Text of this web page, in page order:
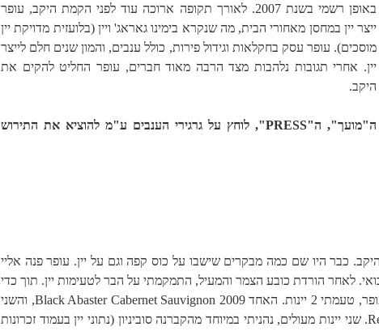
באופן רשמי בשנת 2007. לאורך תקופה ארוכה עוד לפני הקמת היקב, עופר
ייצר יין במחסן מאחורי הבית, מה שנקרא בימינו גאראג' ויין (בלועזית מדויקת יין
מוסכים). עופר עסק בחקלאות וגידול פירות, כולל ענבים, והמון שנים חלם לייצר
יין. אחרי תגובות נלהבות מצד הרבה מאוד חברים, עופר החליט להקים את
היקב.
ה"מועך", ה"PRESS", לוחץ על גרגירי הענבים ע"מ להוציא את התירוש
כבר היו שם כמה מבקרים שישבו על כוס קפה וגם על יין. עופר פנה אליי
לאחר הורדת כובע הצמר והמעיל, התמקמתי על הבר לטעימות יין. תוך כדי
שאלות מצדי ותשובות מצד עופר, טעמתי 2 יינות. האחד Black Abaster Cabernet Sauvignon 2009, והשני
Red Abaster Pinot Noir 2009. שני יינות מעולים, נהניתי במיוחד מהקברנה סוביניון (נתוני יין בעמוד זכרונות